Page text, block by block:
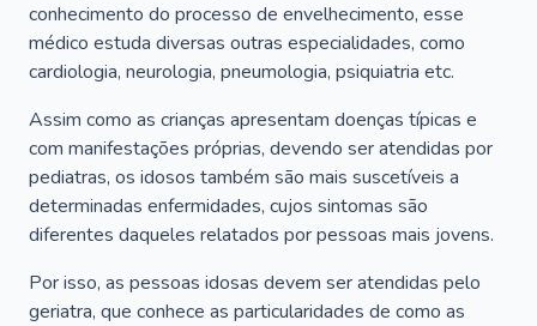
conhecimento do processo de envelhecimento, esse
médico estuda diversas outras especialidades, como
cardiologia, neurologia, pneumologia, psiquiatria etc.
Assim como as crianças apresentam doenças típicas e
com manifestações próprias, devendo ser atendidas por
pediatras, os idosos também são mais suscetíveis a
determinadas enfermidades, cujos sintomas são
diferentes daqueles relatados por pessoas mais jovens.
Por isso, as pessoas idosas devem ser atendidas pelo
geriatra, que conhece as particularidades de como as